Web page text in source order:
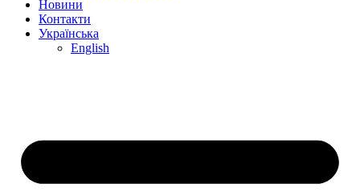
Новини
Контакти
Українська
English